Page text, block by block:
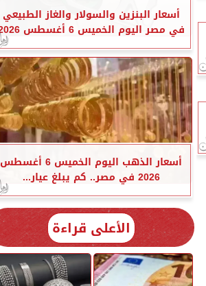
أسعار البنزين والسولار والغاز الطبيعي
في مصر اليوم الخميس 6 أغسطس 2026
أسعار الذهب اليوم الخميس 6 أغسطس
2026 في مصر.. كم يبلغ عيار...
الأعلى قراءة